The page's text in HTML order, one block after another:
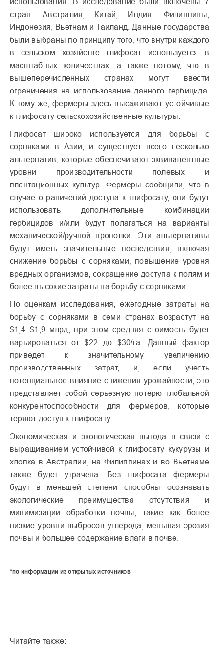
стран: Австралия, Китай, Индия, Филиппины,
Индонезия, Вьетнам и Таиланд. Данные государства
были выбраны по принципу того, что внутри каждого
в сельском хозяйстве глифосат используется в
масштабных количествах, а также потому, что в
вышеперечисленных странах могут ввести
ограничения на использование данного гербицида.
К тому же, фермеры здесь высаживают устойчивые
к глифосату сельскохозяйственные культуры.
Глифосат широко используется для борьбы с
сорняками в Азии, и существует всего несколько
альтернатив, которые обеспечивают эквивалентные
уровни производительности полевых и
плантационных культур. Фермеры сообщили, что в
случае ограничений доступа к глифосату, они будут
использовать дополнительные комбинации
гербицидов и/или будут полагаться на варианты
механической/ручной прополки. Эти альтернативы
будут иметь значительные последствия, включая
снижение борьбы с сорняками, повышение уровня
вредных организмов, сокращение доступа к полям и
более высокие затраты на борьбу с сорняками.
По оценкам исследования, ежегодные затраты на
борьбу с сорняками в семи странах возрастут на
$1,4–$1,9 млрд, при этом средняя стоимость будет
варьироваться от $22 до $30/га. Данный фактор
приведет к значительному увеличению
производственных затрат, и, если учесть
потенциальное влияние снижения урожайности, это
представляет собой серьезную потерю глобальной
конкурентоспособности для фермеров, которые
теряют доступ к глифосату.
Экономическая и экологическая выгода в связи с
выращиванием устойчивой к глифосату кукурузы и
хлопка в Австралии, на Филиппинах и во Вьетнаме
также будет утрачена. Без глифосата фермеры
будут в меньшей степени способны осознавать
экологические преимущества отсутствия и
минимизации обработки почвы, такие как более
низкие уровни выбросов углерода, меньшая эрозия
почвы и большее содержание влаги в почве.
*по информации из открытых источников
Читайте также: